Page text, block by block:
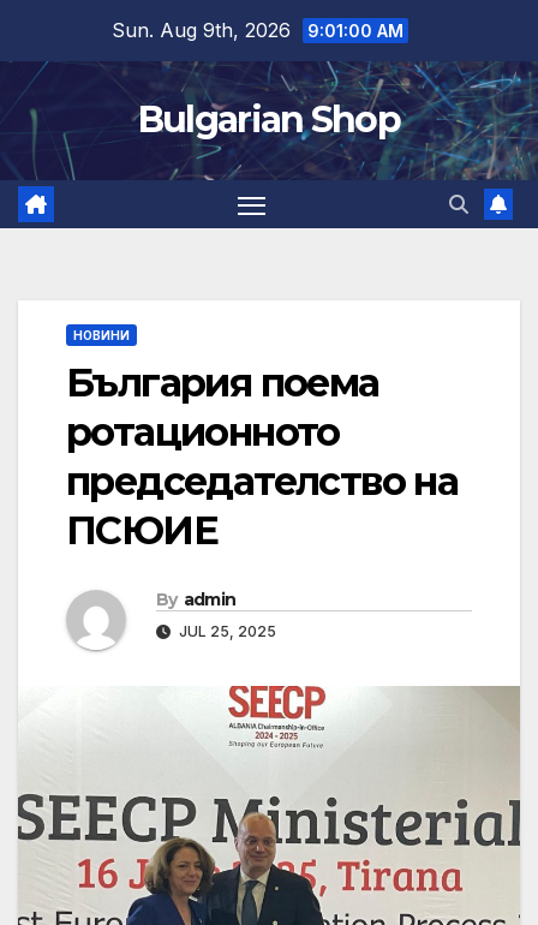
content
Sun. Aug 9th, 2026 9:01:01 AM
Bulgarian Shop
НОВИНИ
България поема
ротационното
председателство на
ПСЮИЕ
By admin
JUL 25, 2025